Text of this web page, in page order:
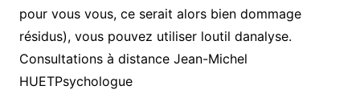
pour vous vous, ce serait alors bien dommage
résidus), vous pouvez utiliser loutil danalyse.
Consultations à distance Jean-Michel
HUETPsychologue